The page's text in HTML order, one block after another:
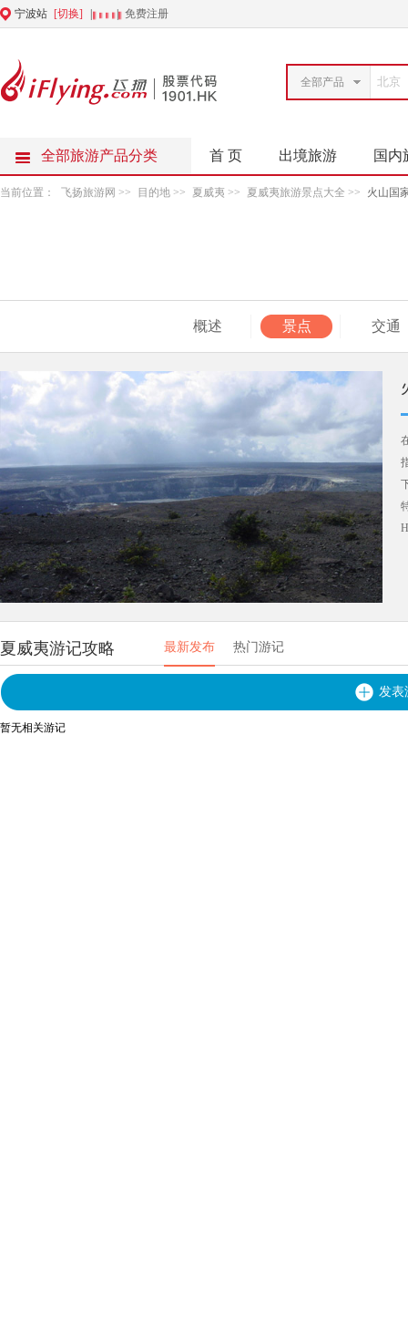
宁波站 [切换] | 免费注册
全部产品
全部旅游产品分类 首 页 出境旅游 国内
当前位置： 飞扬旅游网 >> 目的地 >> 夏威夷 >> 夏威夷旅游景点大全 >> 火山国
概述 景点 交通
夏威夷游记攻略 最新发布 热门游记
发表
暂无相关游记